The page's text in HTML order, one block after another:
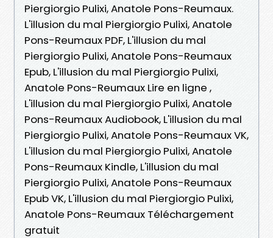
Piergiorgio Pulixi, Anatole Pons-Reumaux.
L'illusion du mal Piergiorgio Pulixi, Anatole
Pons-Reumaux PDF, L'illusion du mal
Piergiorgio Pulixi, Anatole Pons-Reumaux
Epub, L'illusion du mal Piergiorgio Pulixi,
Anatole Pons-Reumaux Lire en ligne ,
L'illusion du mal Piergiorgio Pulixi, Anatole
Pons-Reumaux Audiobook, L'illusion du mal
Piergiorgio Pulixi, Anatole Pons-Reumaux VK,
L'illusion du mal Piergiorgio Pulixi, Anatole
Pons-Reumaux Kindle, L'illusion du mal
Piergiorgio Pulixi, Anatole Pons-Reumaux
Epub VK, L'illusion du mal Piergiorgio Pulixi,
Anatole Pons-Reumaux Téléchargement
gratuit